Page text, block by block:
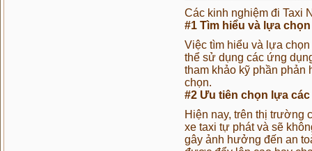
Các kinh nghiệm đi Taxi
#1 Tìm hiểu và lựa
Việc tìm hiểu và lựa
thể sử dụng các ứng
tham khảo kỹ phần
chọn.
#2 Ưu tiên chọn lựa
Hiện nay, trên thị trường
xe taxi tự phát và sẽ
gây ảnh hưởng đến an